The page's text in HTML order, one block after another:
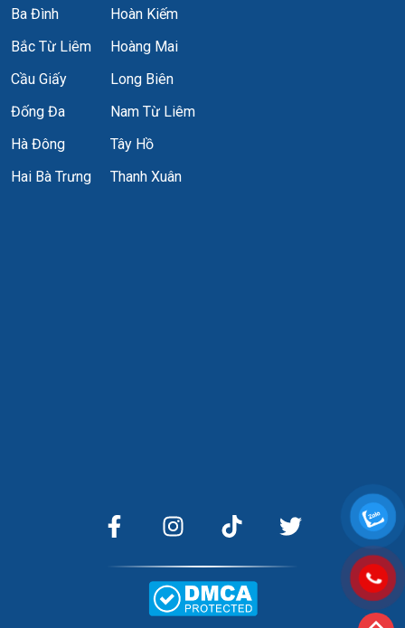
Ba Đình
Bắc Từ Liêm
Cầu Giấy
Đống Đa
Hà Đông
Hai Bà Trưng
Hoàn Kiếm
Hoàng Mai
Long Biên
Nam Từ Liêm
Tây Hồ
Thanh Xuân